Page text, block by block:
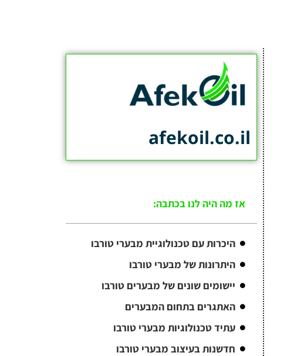
afekoil.co.il
אז מה היה לנו בכתבה:
היכרות עם טכנולוגיית מבערי טורבו
היתרונות של מבערי טורבו
יישומים שונים של מבערים טורבו
האתגרים בתחום המבערים
עתיד טכנולוגיות מבערי טורבו
חדשנות בעיצוב מבערי טורבו